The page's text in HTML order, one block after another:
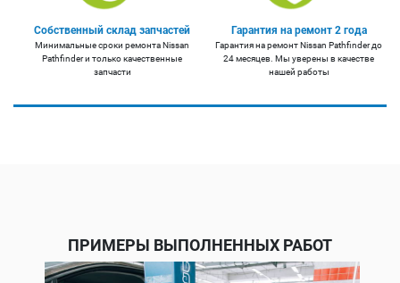
Собственный склад запчастей
Минимальные сроки ремонта Nissan
Pathfinder и только качественные
запчасти
Гарантия на ремонт 2 года
Гарантия на ремонт Nissan Pathfinder до
24 месяцев. Мы уверены в качестве
нашей работы
ПРИМЕРЫ ВЫПОЛНЕННЫХ РАБОТ